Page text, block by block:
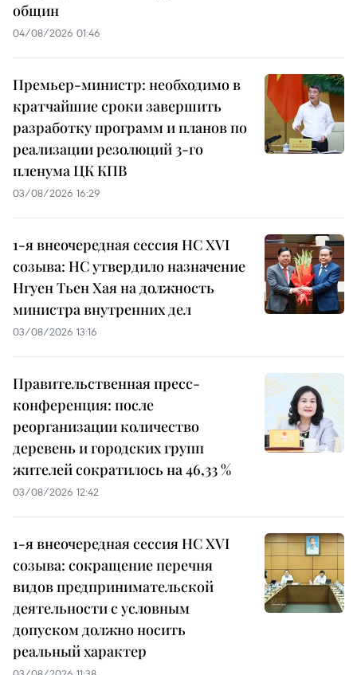
общин
04/08/2026 01:46
Премьер-министр: необходимо в
кратчайшие сроки завершить
разработку программ и планов по
реализации резолюций 3-го
пленума ЦК КПВ
03/08/2026 16:29
1-я внеочередная сессия НС XVI
созыва: НС утвердило назначение
Нгуен Тьен Хая на должность
министра внутренних дел
03/08/2026 13:16
Правительственная пресс-
конференция: после
реорганизации количество
деревень и городских групп
жителей сократилось на 46,33 %
03/08/2026 12:42
1-я внеочередная сессия НС XVI
созыва: сокращение перечня
видов предпринимательской
деятельности с условным
допуском должно носить
реальный характер